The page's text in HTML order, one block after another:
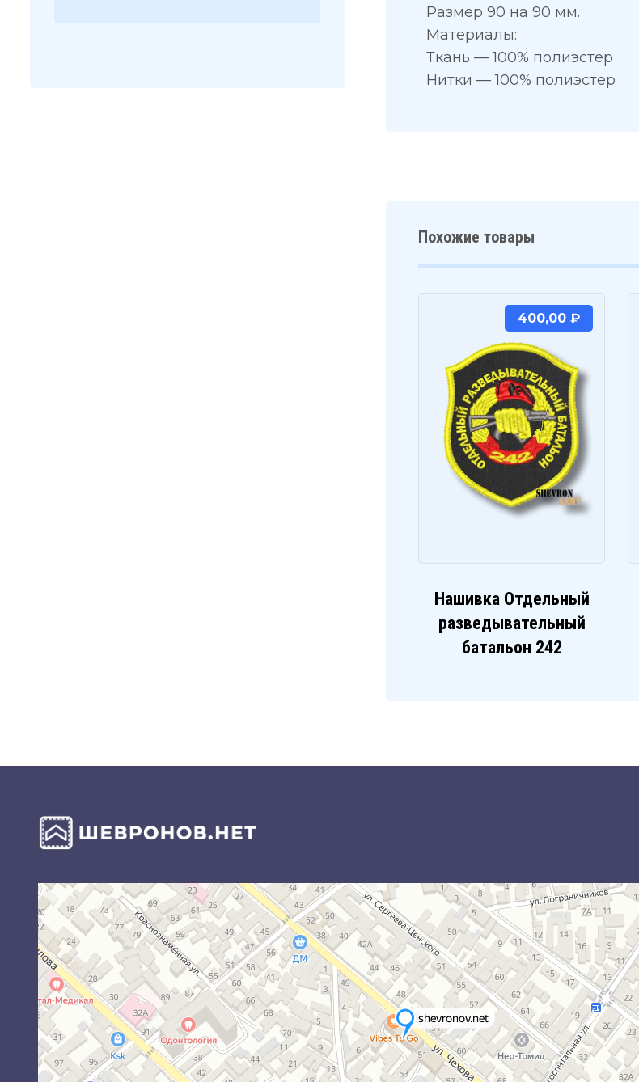
Размер 90 на 90 мм.
Материалы:
Ткань — 100% полиэстер
Нитки — 100% полиэстер
Похожие товары
Нашивка Отдельный
разведывательный
батальон 242
400,00 ₽